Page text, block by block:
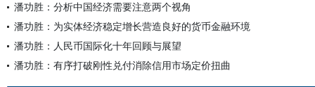
潘功胜：分析中国经济需要注意两个视角
潘功胜：为实体经济稳定增长营造良好的货币金融环境
潘功胜：人民币国际化十年回顾与展望
潘功胜：有序打破刚性兑付消除信用市场定价扭曲